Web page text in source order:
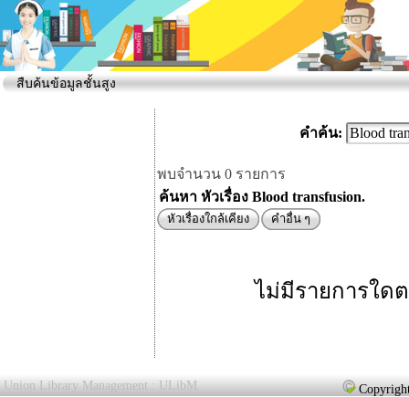
สืบค้นข้อมูลชั้นสูง
คำค้น:
พบจำนวน 0 รายการ
ค้นหา หัวเรื่อง Blood transfusion.
หัวเรื่องใกล้เคียง คำอื่น ๆ
ไม่มีรายการใด
Union Library Management : ULibM